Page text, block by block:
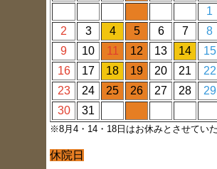
1
2
3 4 5 6 7
8
9
10 11 12 13 14
15
16
17 18 19 20 21
22
23
24 25 26 27 28
29
30
31
※8月4・14・18日はお休みとさせてい
休院日